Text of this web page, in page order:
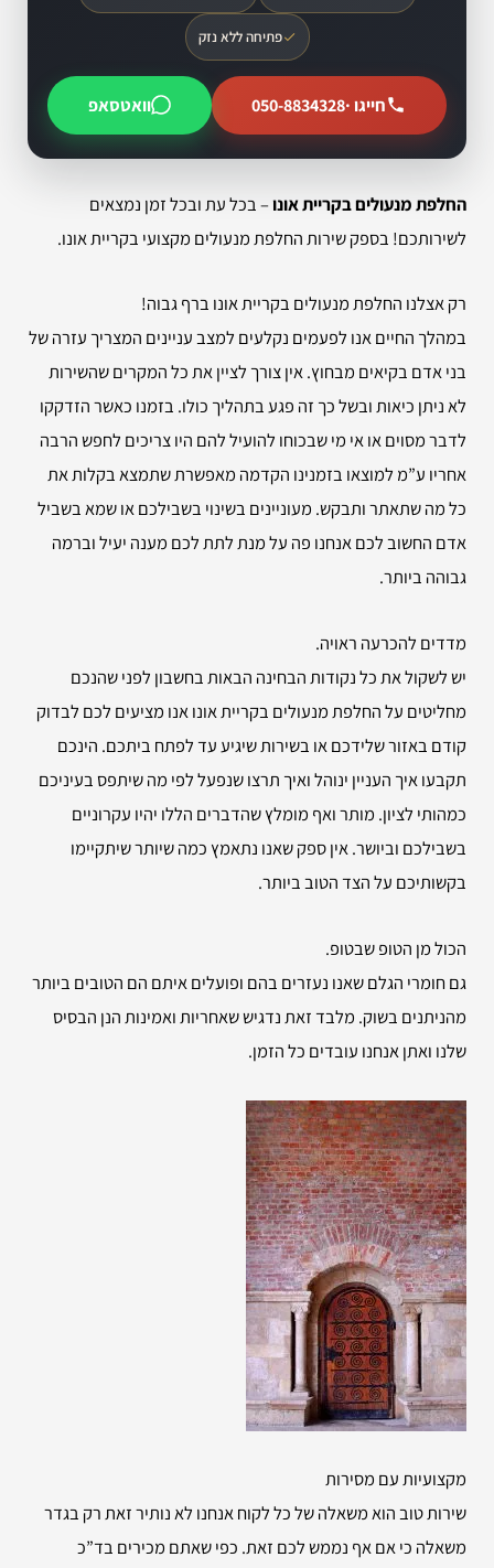
פתיחה ללא נזק
חייגו ·050-8834328 וואטסאפ
החלפת מנעולים בקריית אונו– בכל עת ובכל זמן נמצאים
לשירותכם! בספק שירות החלפת מנעולים מקצועי בקריית אונו.
רק אצלנו החלפת מנעולים בקריית אונו ברף גבוה!
במהלך החיים אנו לפעמים נקלעים למצב עניינים המצריך עזרה של
בני אדם בקיאים מבחוץ. אין צורך לציין את כל המקרים שהשירות
לא ניתן כיאות ובשל כך זה פגע בתהליך כולו. בזמנו כאשר הזדקקו
לדבר מסוים או אי מי שבכוחו להועיל להם היו צריכים לחפש הרבה
אחריו ע”מ למוצאו בזמנינו הקדמה מאפשרת שתמצא בקלות את
כל מה שתאתר ותבקש. מעוניינים בשינוי בשבילכם או שמא בשביל
אדם החשוב לכם אנחנו פה על מנת לתת לכם מענה יעיל וברמה
גבוהה ביותר.
מדדים להכרעה ראויה.
יש לשקול את כל נקודות הבחינה הבאות בחשבון לפני שהנכם
מחליטים על החלפת מנעולים בקריית אונו אנו מציעים לכם לבדוק
קודם באזור שלידכם או בשירות שיגיע עד לפתח ביתכם. הינכם
תקבעו איך העניין ינוהל ואיך תרצו שנפעל לפי מה שיתפס בעיניכם
כמהותי לציון. מותר ואף מומלץ שהדברים הללו יהיו עקרוניים
בשבילכם וביושר. אין ספק שאנו נתאמץ כמה שיותר שיתקיימו
בקשותיכם על הצד הטוב ביותר.
הכול מן הטופ שבטופ.
גם חומרי הגלם שאנו נעזרים בהם ופועלים איתם הם הטובים ביותר
מהניתנים בשוק. מלבד זאת נדגיש שאחריות ואמינות הנן הבסיס
שלנו ואתן אנחנו עובדים כל הזמן.
מקצועיות עם מסירות
שירות טוב הוא משאלה של כל לקוח אנחנו לא נותיר זאת רק בגדר
משאלה כי אם אף נממש לכם זאת. כפי שאתם מכירים בד”כ